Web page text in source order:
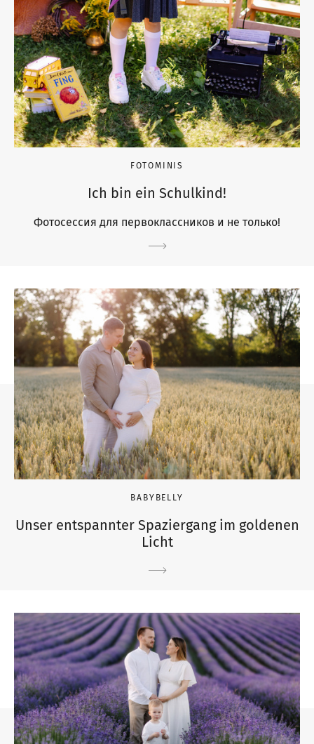
FOTOMINIS
Ich bin ein Schulkind!
Фотосессия для первоклассников и не только!
BABYBELLY
Unser entspannter Spaziergang im goldenen
Licht